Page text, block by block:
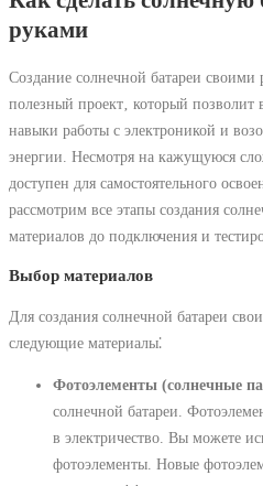
руками
Создание солнечной батареи своими
полезный проект‚ который позволит
навыки работы с электроникой и
энергии. Несмотря на кажущуюся
доступен для самостоятельного
рассмотрим все этапы создания
материалов до подключения и
Выбор материалов
Для создания солнечной батареи
следующие материалы⁚
Фотоэлементы (солнечные
солнечной батареи.
в электричество. Вы можете
фотоэлементы. Новые